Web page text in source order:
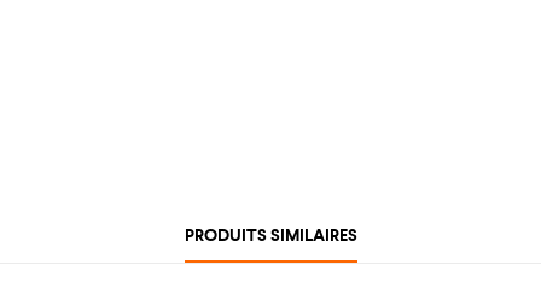
PRODUITS SIMILAIRES